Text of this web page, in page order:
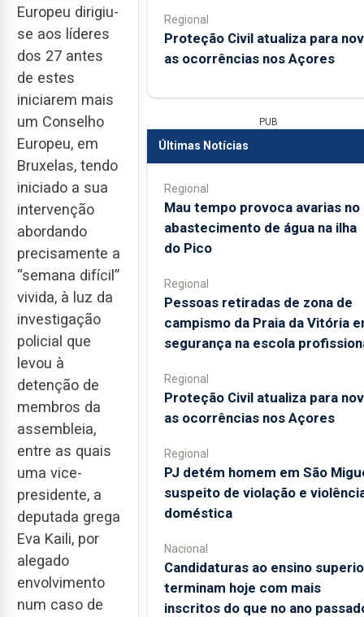
Europeu dirigiu-
se aos líderes
dos 27 antes
de estes
iniciarem mais
um Conselho
Europeu, em
Bruxelas, tendo
iniciado a sua
intervenção
abordando
precisamente a
“semana difícil”
vivida, à luz da
investigação
policial que
levou à
detenção de
membros da
assembleia,
entre as quais
uma vice-
presidente, a
deputada grega
Eva Kaili, por
alegado
envolvimento
num caso de
Regional
Proteção Civil atualiza para
as ocorrências nos Açores
PUB
Últimas Notícias
Regional
Mau tempo provoca avarias no
abastecimento de água na ilha
do Pico
Regional
Pessoas retiradas de zona de
campismo da Praia da Vitória
segurança na escola
Regional
Proteção Civil atualiza para
as ocorrências nos Açores
Regional
PJ detém homem em São
suspeito de violação e
doméstica
Nacional
Candidaturas ao ensino
terminam hoje com mais
inscritos do que no ano